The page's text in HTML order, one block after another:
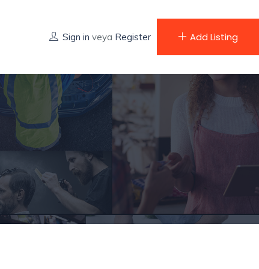
Sign in veya Register Add Listing